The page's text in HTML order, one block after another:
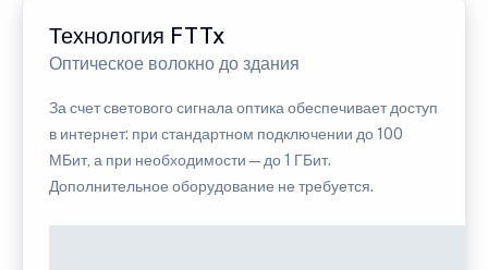
Технология FTTx
Оптическое волокно до здания
За счет светового сигнала оптика обеспечивает доступ
в интернет: при стандартном подключении до 100
МБит, а при необходимости — до 1 ГБит.
Дополнительное оборудование не требуется.